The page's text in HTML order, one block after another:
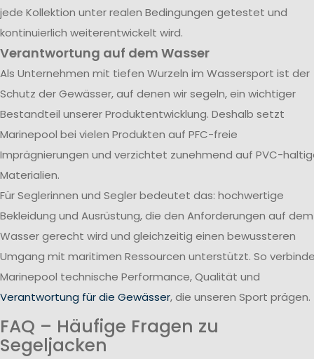
jede Kollektion unter realen Bedingungen getestet und
kontinuierlich weiterentwickelt wird.
Verantwortung auf dem Wasser
Als Unternehmen mit tiefen Wurzeln im Wassersport ist der
Schutz der Gewässer, auf denen wir segeln, ein wichtiger
Bestandteil unserer Produktentwicklung. Deshalb setzt
Marinepool bei vielen Produkten auf PFC-freie
Imprägnierungen und verzichtet zunehmend auf PVC-
Materialien.
Für Seglerinnen und Segler bedeutet das: hochwertige
Bekleidung und Ausrüstung, die den Anforderungen auf dem
Wasser gerecht wird und gleichzeitig einen bewussteren
Umgang mit maritimen Ressourcen unterstützt. So
Marinepool technische Performance, Qualität und
Verantwortung für die Gewässer, die unseren Sport prägen.
FAQ – Häufige Fragen zu
Segeljacken